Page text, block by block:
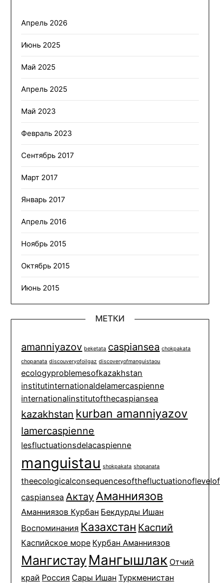
Апрель 2026
Июнь 2025
Май 2025
Апрель 2025
Май 2023
Февраль 2023
Сентябрь 2017
Март 2017
Январь 2017
Апрель 2016
Ноябрь 2015
Октябрь 2015
Июнь 2015
МЕТКИ
amanniyazov beketata caspiansea chokpakata
chopanata discouveryofoilgaz discoveryofmanguistaou
ecologyproblemesofkazakhstan
institutinternationaldelamercaspienne
internationalinstitutofthecaspiansea
kazakhstan kurban amanniyazov
lamercaspienne
lesfluctuationsdelacaspienne
manguistau shokpakata shopanata
caspiansea Актау Аманниязов
Аманниязов Курбан Бекдурды Ишан
Воспоминания Казахстан Каспий
Каспийское море Курбан Аманниязов
МангистауМангышлак Отчий
край Россия Сары Ишан Туркменистан